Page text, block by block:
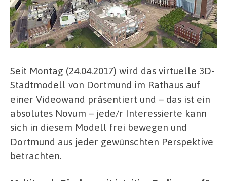
Seit Montag (24.04.2017) wird das virtuelle 3D-
Stadtmodell von Dortmund im Rathaus auf
einer Videowand präsentiert und – das ist ein
absolutes Novum – jede/r Interessierte kann
sich in diesem Modell frei bewegen und
Dortmund aus jeder gewünschten Perspektive
betrachten.